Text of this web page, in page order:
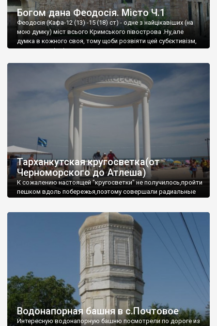
Богом дана Феодосія. Місто Ч.1
Феодосія (Кафа-12 (13) -15 (18) ст) - одне з найцікавіших (на
мою думку) міст всього Кримського півострова .Ну,але
думка в кожного своя, тому щоби розвіяти цей субєктивізм,
запрошую відвідати це
Тарханкутская кругосветка(от
Черноморского до Атлеша)
К сожалению настоящей "кругосветки" не получилось,пройти
пешком вдоль побережья,поэтому совершали радиальные
Водонапорная башня в с.Почтовое
Интересную водонапорную башню посмотрели по дороге из